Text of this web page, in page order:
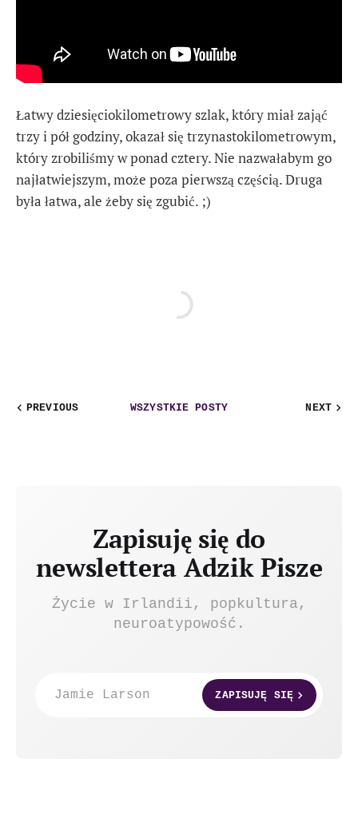
Łatwy dziesięciokilometrowy szlak, który miał zająć
trzy i pół godziny, okazał się trzynastokilometrowym,
który zrobiliśmy w ponad cztery. Nie nazwałabym go
najłatwiejszym, może poza pierwszą częścią. Druga
była łatwa, ale żeby się zgubić. ;)
PREVIOUS WSZYSTKIE POSTY NEXT
Zapisuję się do
newslettera Adzik Pisze
Życie w Irlandii, popkultura,
neuroatypowość.
Jamie Larson ZAPISUJĘ SIĘ